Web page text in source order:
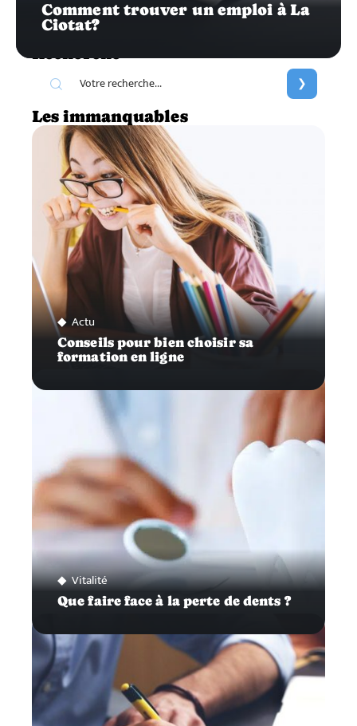
Comment trouver un emploi à La
Ciotat?
Recherche
Les immanquables
Actu
Conseils pour bien choisir sa
formation en ligne
Vitalité
Que faire face à la perte de dents ?